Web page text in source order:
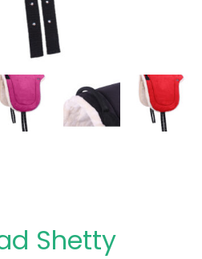
Shetty